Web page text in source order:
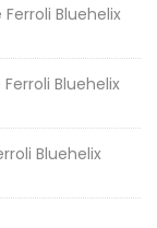
Bluehelix
Bluehelix
Bluehelix